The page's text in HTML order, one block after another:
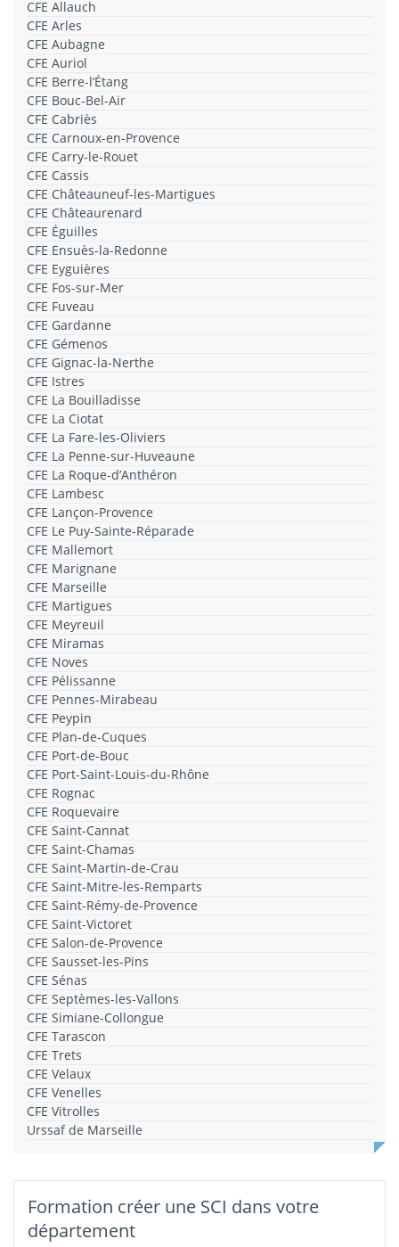
CFE Allauch
CFE Arles
CFE Aubagne
CFE Auriol
CFE Berre-l’Étang
CFE Bouc-Bel-Air
CFE Cabriès
CFE Carnoux-en-Provence
CFE Carry-le-Rouet
CFE Cassis
CFE Châteauneuf-les-Martigues
CFE Châteaurenard
CFE Éguilles
CFE Ensuès-la-Redonne
CFE Eyguières
CFE Fos-sur-Mer
CFE Fuveau
CFE Gardanne
CFE Gémenos
CFE Gignac-la-Nerthe
CFE Istres
CFE La Bouilladisse
CFE La Ciotat
CFE La Fare-les-Oliviers
CFE La Penne-sur-Huveaune
CFE La Roque-d’Anthéron
CFE Lambesc
CFE Lançon-Provence
CFE Le Puy-Sainte-Réparade
CFE Mallemort
CFE Marignane
CFE Marseille
CFE Martigues
CFE Meyreuil
CFE Miramas
CFE Noves
CFE Pélissanne
CFE Pennes-Mirabeau
CFE Peypin
CFE Plan-de-Cuques
CFE Port-de-Bouc
CFE Port-Saint-Louis-du-Rhône
CFE Rognac
CFE Roquevaire
CFE Saint-Cannat
CFE Saint-Chamas
CFE Saint-Martin-de-Crau
CFE Saint-Mitre-les-Remparts
CFE Saint-Rémy-de-Provence
CFE Saint-Victoret
CFE Salon-de-Provence
CFE Sausset-les-Pins
CFE Sénas
CFE Septèmes-les-Vallons
CFE Simiane-Collongue
CFE Tarascon
CFE Trets
CFE Velaux
CFE Venelles
CFE Vitrolles
Urssaf de Marseille
Formation créer une SCI dans votre
département